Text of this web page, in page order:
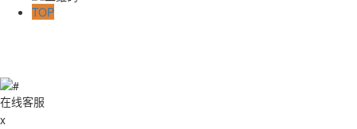
TOP
在线客服
x